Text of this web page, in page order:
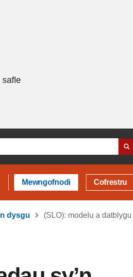
safle
Mewngofnodi Cofrestru
dysgu
(SLO): modelu a datblygu